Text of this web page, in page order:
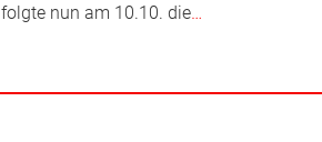
folgte nun am 10.10. die…